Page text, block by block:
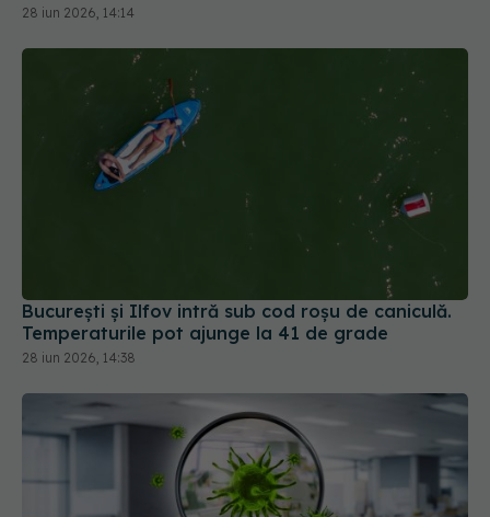
București și Ilfov intră sub cod roșu de caniculă.
Temperaturile pot ajunge la 41 de grade